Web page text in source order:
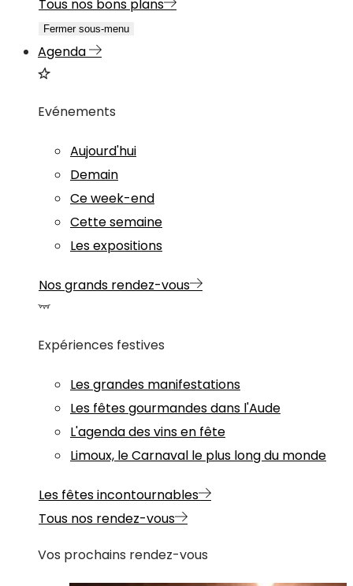
Tous nos bons plans
Fermer sous-menu
Agenda
Evénements
Aujourd'hui
Demain
Ce week-end
Cette semaine
Les expositions
Nos grands rendez-vous
Expériences festives
Les grandes manifestations
Les fêtes gourmandes dans l'Aude
L'agenda des vins en fête
Limoux, le Carnaval le plus long du monde
Les fêtes incontournables
Tous nos rendez-vous
Vos prochains rendez-vous